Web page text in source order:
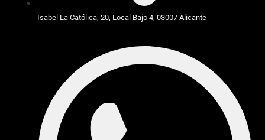
Isabel La Católica, 20, Local Bajo 4, 03007 Alicante